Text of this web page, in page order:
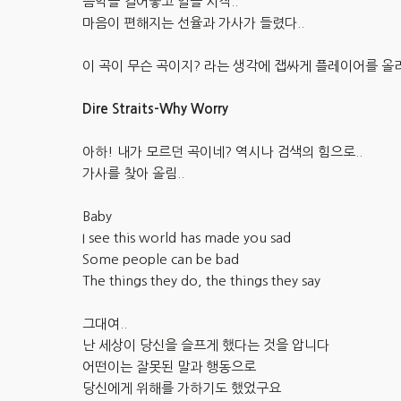
마음이 편해지는 선율과 가사가 들렸다..
이 곡이 무슨 곡이지? 라는 생각에 잽싸게 플레이어를 올
Dire Straits-Why Worry
아하! 내가 모르던 곡이네? 역시나 검색의 힘으로..
가사를 찾아 올림..
Baby
I see this world has made you sad
Some people can be bad
The things they do, the things they say
그대여..
난 세상이 당신을 슬프게 했다는 것을 압니다
어떤이는 잘못된 말과 행동으로
당신에게 위해를 가하기도 했었구요